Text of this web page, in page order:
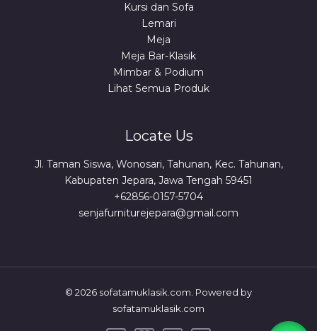
Kursi dan Sofa
Lemari
Meja
Meja Bar-Klasik
Mimbar & Podium
Lihat Semua Produk
Locate Us
Jl. Taman Siswa, Wonosari, Tahunan, Kec. Tahunan,
Kabupaten Jepara, Jawa Tengah 59451
+62856-0157-5704
senjafurniturejepara@gmail.com
© 2026 sofatamuklasik.com. Powered by
sofatamuklasik.com